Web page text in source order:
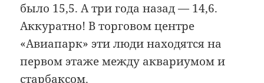
было 15,5. А три года назад — 14,6.
Аккуратно! В торговом центре
«Авиапарк» эти люди находятся на
первом этаже между аквариумом и
старбаксом.